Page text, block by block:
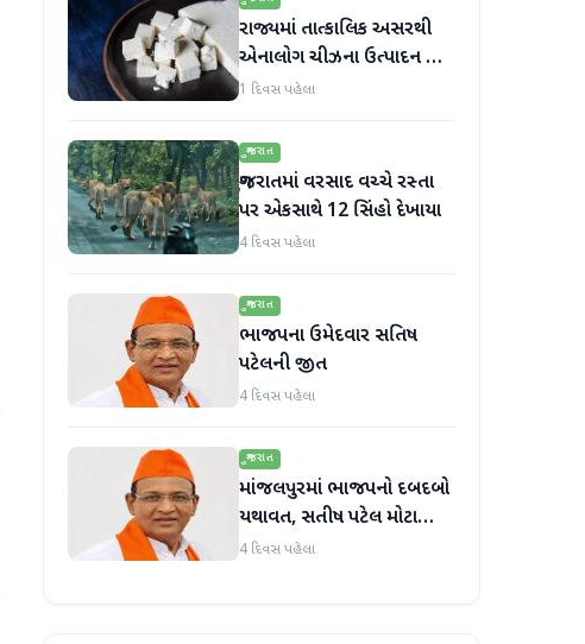
રાજ્યમાં તાત્કાલિક અસરથી
એનાલોગ ચીઝના ઉત્પાદન અને
વેચાણ પર પ્રતિબંધ.
1 દિવસ પહેલા
ગુજરાત
ગુજરાતમાં વરસાદ વચ્ચે રસ્તા
પર એકસાથે 12 સિંહો દેખાયા
4 દિવસ પહેલા
ગુજરાત
ભાજપના ઉમેદવાર સતિષ
પટેલની જીત
4 દિવસ પહેલા
ગુજરાત
માંજલપુરમાં ભાજપનો દબદબો
યથાવત, સતીષ પટેલ મોટા
માર્જિનથી આગળ
4 દિવસ પહેલા